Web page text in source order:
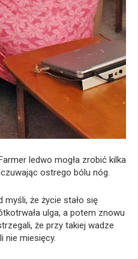
ledwo mogła zrobić kilka
ostrego bólu nóg.
myśli, że życie stało się
ulga, a potem znowu
że przy takiej wadze
nie miesięcy.